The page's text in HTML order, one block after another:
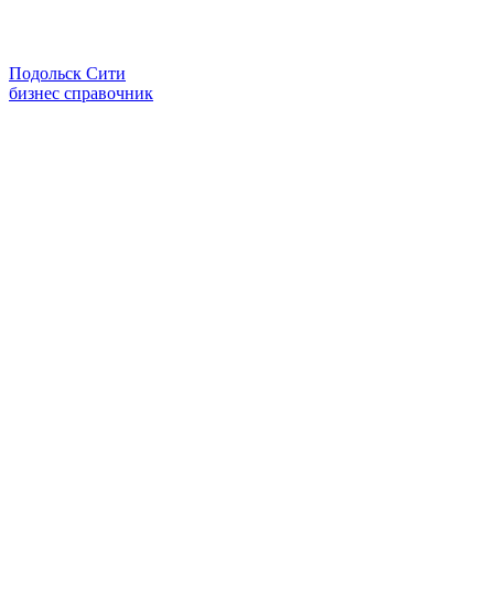
Подольск Сити
бизнес справочник